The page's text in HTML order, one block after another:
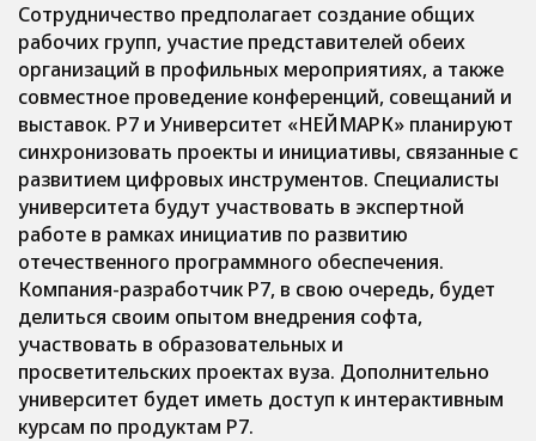
Сотрудничество предполагает создание общих
рабочих групп, участие представителей обеих
организаций в профильных мероприятиях, а также
совместное проведение конференций, совещаний и
выставок. Р7 и Университет «НЕЙМАРК» планируют
синхронизовать проекты и инициативы, связанные с
развитием цифровых инструментов. Специалисты
университета будут участвовать в экспертной
работе в рамках инициатив по развитию
отечественного программного обеспечения.
Компания-разработчик Р7, в свою очередь, будет
делиться своим опытом внедрения софта,
участвовать в образовательных и
просветительских проектах вуза. Дополнительно
университет будет иметь доступ к интерактивным
курсам по продуктам Р7.